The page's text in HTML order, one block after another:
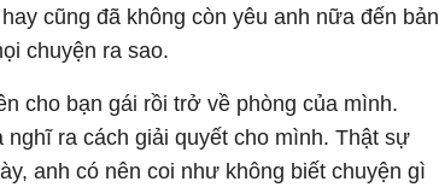
cũng đã không còn yêu anh nữa đến bản
chuyện ra sao.
cho bạn gái rồi trở về phòng của mình.
ra cách giải quyết cho mình. Thật sự
anh có nên coi như không biết chuyện gì